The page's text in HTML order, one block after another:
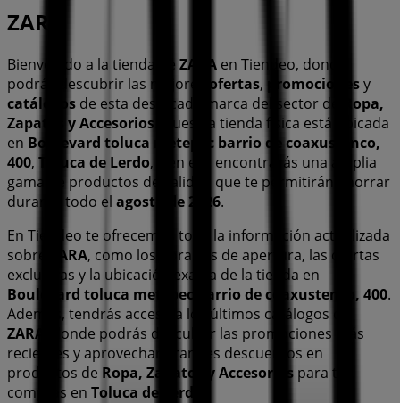
ZARA
Bienvenido a la tienda de ZARA en Tiendeo, donde
podrás descubrir las mejores
ofertas, promocionesy
catálogos de esta destacada marca del sector de
Ropa,
Zapatos y Accesorios . Nuestra tienda física está ubicada
en Boulevard toluca metepec barrio de coaxustenco,
400, Toluca de Lerdo, y en ella encontrarás una amplia
gama de productos de calidad que te permitirán ahorrar
durante todo el agosto de 2026.
En Tiendeo te ofrecemos toda la información actualizada
sobre
ZARA, como los horarios de apertura, las ofertas
exclusivas y la ubicación exacta de la tienda en
Boulevard toluca metepec barrio de coaxustenco, 400.
Además, tendrás acceso a los últimos catálogos de
ZARA
, donde podrás descubrir las promociones más
recientes y aprovechar grandes descuentos en
productos de Ropa, Zapatos y Accesorios para tus
compras en Toluca de Lerdo